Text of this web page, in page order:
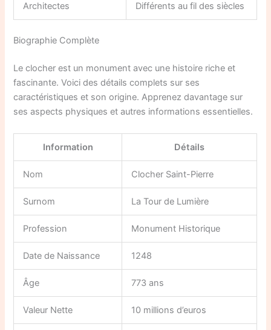
Architectes Différents au fil des siècles
Biographie Complète
Le clocher est un monument avec une histoire riche et
fascinante. Voici des détails complets sur ses
caractéristiques et son origine. Apprenez davantage sur
ses aspects physiques et autres informations essentielles.
Information Détails
Nom Clocher Saint-Pierre
Surnom La Tour de Lumière
Profession Monument Historique
Date de Naissance 1248
Âge 773 ans
Valeur Nette 10 millions d’euros